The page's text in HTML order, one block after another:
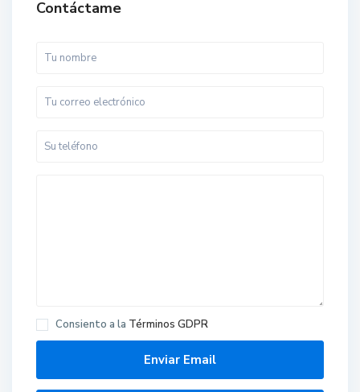
Contáctame
Consiento a la Términos GDPR